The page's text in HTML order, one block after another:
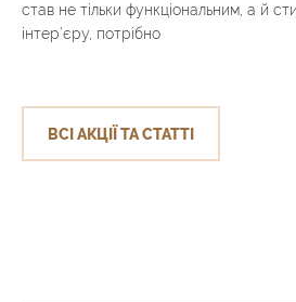
став не тільки функціональним, а й
інтер’єру, потрібно
ВСІ АКЦІЇ ТА СТАТТІ